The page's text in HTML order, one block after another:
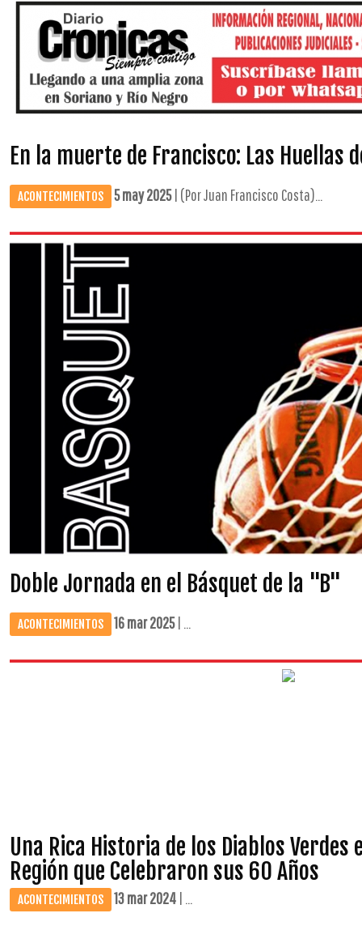
En la muerte de Francisco: Las Huellas
ACONTECIMIENTOS 5 may 2025| (Por Juan Francisco Costa)...
Doble Jornada en el Básquet de la "B"
ACONTECIMIENTOS 16 mar 2025| ...
Una Rica Historia de los Diablos Verdes
Región que Celebraron sus 60 Años
ACONTECIMIENTOS 13 mar 2024 | ...